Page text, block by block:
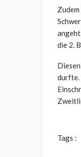
die 2.
durfte.
Tags :